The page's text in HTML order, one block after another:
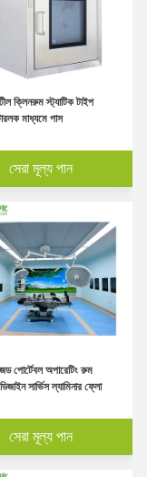
ক্লিনরুম স্ট্যাটিক টাইপ
মাধ্যমে পাস
সেরা মূল্য পান
পোর্টেবল অপারেটিং রুম
সার্ভিস ল্যামিনার ফ্লো
সেরা মূল্য পান